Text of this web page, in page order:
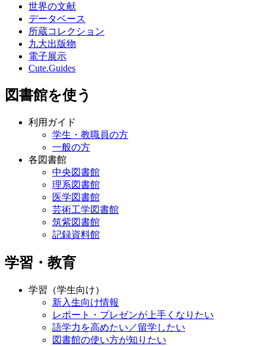
世界の文献
データベース
所蔵コレクション
九大出版物
電子展示
Cute.Guides
図書館を使う
利用ガイド
学生・教職員の方
一般の方
各図書館
中央図書館
理系図書館
医学図書館
芸術工学図書館
筑紫図書館
記録資料館
学習・教育
学習（学生向け）
新入生向け情報
レポート・プレゼンが上手くなりたい
語学力を高めたい／留学したい
図書館の使い方が知りたい